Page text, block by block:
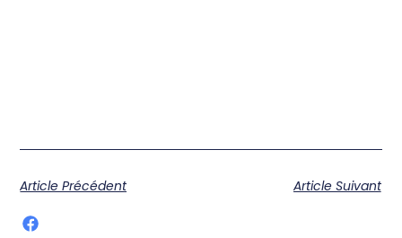
Article Précédent Article Suivant